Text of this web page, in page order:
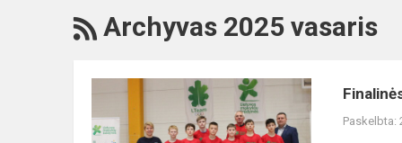
RSS
Archyvas 2025 vasaris
kvadrato
varžybos
Paskelbta: